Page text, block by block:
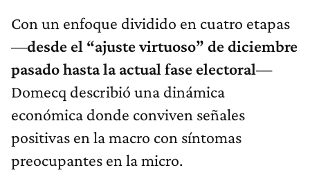
Con un enfoque dividido en cuatro etapas
—desde el “ajuste virtuoso” de diciembre
pasado hasta la actual fase electoral—
Domecq describió una dinámica
económica donde conviven señales
positivas en la macro con síntomas
preocupantes en la micro.